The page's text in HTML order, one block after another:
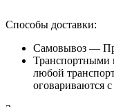
Способы доставки:
Самовывоз —
любой
оговариваются